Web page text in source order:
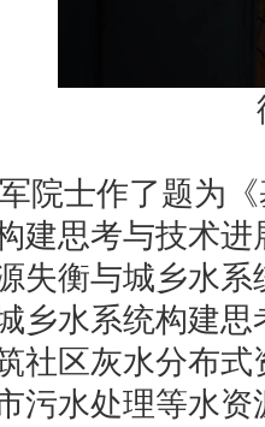
院士作了题为
建思考与技术
失衡与城乡水
乡水系统构建
社区灰水分布
污水处理等水